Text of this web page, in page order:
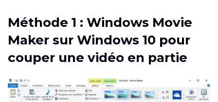
Méthode 1 : Windows Movie
Maker sur Windows 10 pour
couper une vidéo en partie